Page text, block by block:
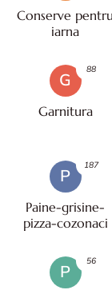
Conserve pentru
iarna
G
Garnitura
88
P
Paine-grisine-
pizza-cozonaci
187
P
56